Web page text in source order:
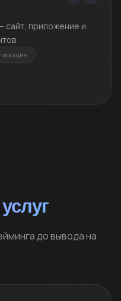
сайт, приложение и
до вывода на